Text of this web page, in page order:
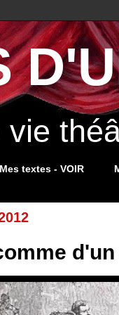
Mes textes - VOIR
d'un